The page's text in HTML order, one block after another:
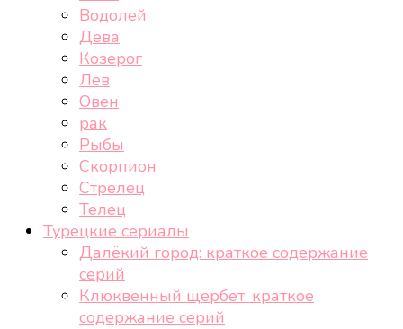
Водолей
Дева
Козерог
Лев
Овен
рак
Рыбы
Скорпион
Стрелец
Телец
Турецкие сериалы
Далёкий город: краткое содержание
серий
Клюквенный щербет: краткое
содержание серий